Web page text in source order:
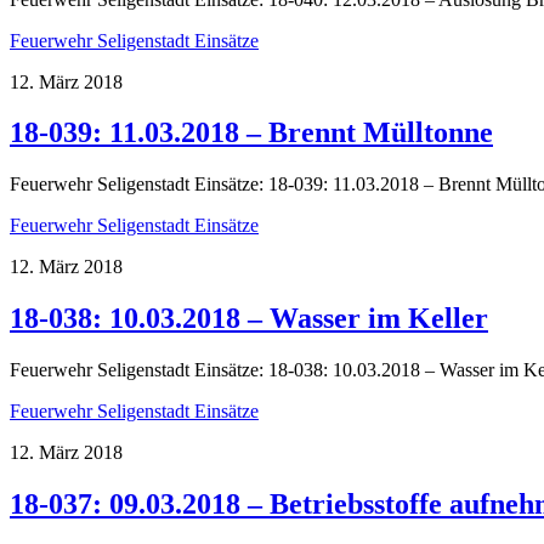
Feuerwehr Seligenstadt Einsätze
12. März 2018
18-039: 11.03.2018 – Brennt Mülltonne
Feuerwehr Seligenstadt Einsätze: 18-039: 11.03.2018 – Brennt
Feuerwehr Seligenstadt Einsätze
12. März 2018
18-038: 10.03.2018 – Wasser im Keller
Feuerwehr Seligenstadt Einsätze: 18-038: 10.03.2018 – Wasser im
Feuerwehr Seligenstadt Einsätze
12. März 2018
18-037: 09.03.2018 – Betriebsstoffe